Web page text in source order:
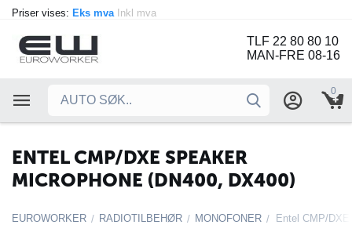
Priser vises: Eks mva Inkl mva
TLF 22 80 80 10
MAN-FRE 08-16
0
ENTEL CMP/DXE SPEAKER
MICROPHONE (DN400, DX400)
EUROWORKER / RADIOTILBEHØR / MONOFONER /